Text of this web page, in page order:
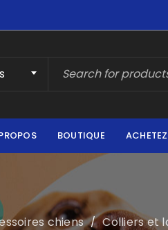
BOUTIQUE
chiens / Colliers et